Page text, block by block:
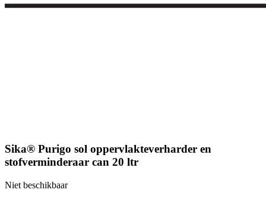
Sika® Purigo sol oppervlakteverharder en
stofverminderaar can 20 ltr
Niet beschikbaar